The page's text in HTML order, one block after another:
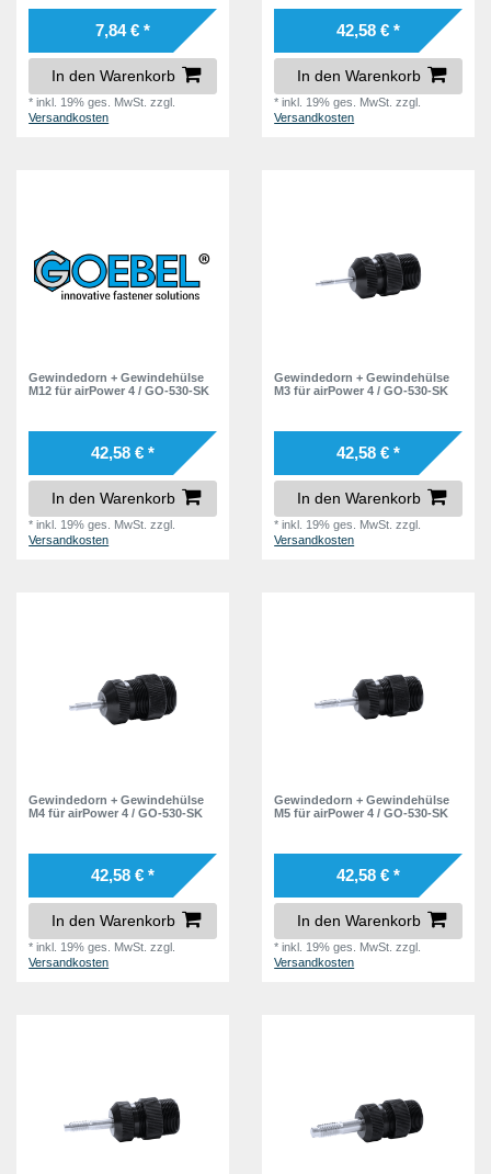
7,84 € *
In den Warenkorb
*inkl. 19% ges. MwSt. zzgl.
Versandkosten
42,58 € *
In den Warenkorb
*inkl. 19% ges. MwSt. zzgl.
Versandkosten
Gewindedorn + Gewindehülse
M12 für airPower 4 / GO-530-SK
42,58 € *
In den Warenkorb
*inkl. 19% ges. MwSt. zzgl.
Versandkosten
Gewindedorn + Gewindehülse
M3 für airPower 4 / GO-530-SK
42,58 € *
In den Warenkorb
*inkl. 19% ges. MwSt. zzgl.
Versandkosten
Gewindedorn + Gewindehülse
M4 für airPower 4 / GO-530-SK
42,58 € *
In den Warenkorb
*inkl. 19% ges. MwSt. zzgl.
Versandkosten
Gewindedorn + Gewindehülse
M5 für airPower 4 / GO-530-SK
42,58 € *
In den Warenkorb
*inkl. 19% ges. MwSt. zzgl.
Versandkosten